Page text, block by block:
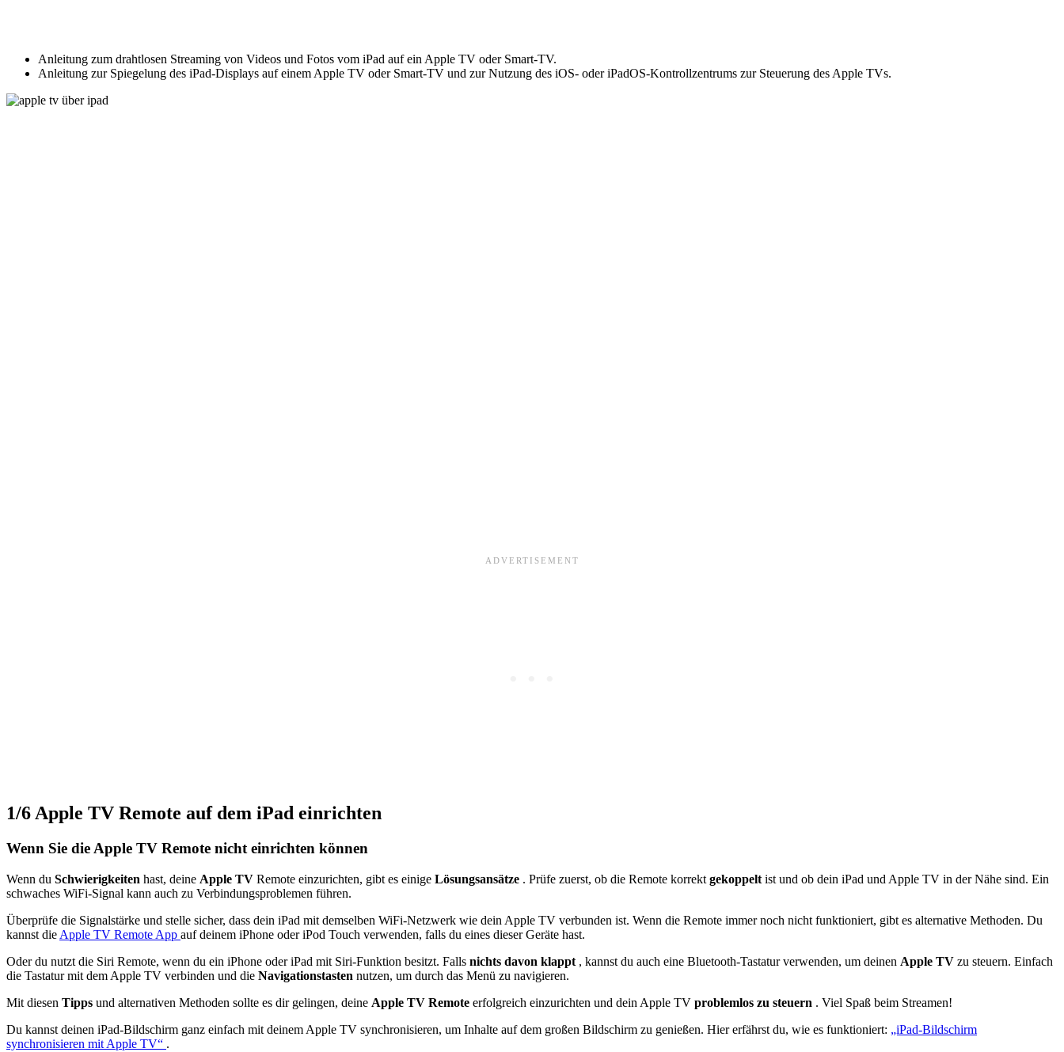
Anleitung zum drahtlosen Streaming von Videos und Fotos vom iPad auf ein Apple TV oder Smart-TV.
Anleitung zur Spiegelung des iPad-Displays auf einem Apple TV oder Smart-TV und zur Nutzung des iOS- oder iPadOS-Kontrollzentrums zur Steuerung des Apple TVs.
1/6 Apple TV Remote auf dem iPad einrichten
Wenn Sie die Apple TV Remote nicht einrichten können
Wenn du Schwierigkeiten hast, deine Apple TV Remote einzurichten, gibt es einige Lösungsansätze . Prüfe zuerst, ob die Remote korrekt gekoppelt ist und ob dein iPad und Apple TV in der Nähe sind. Ein
schwaches WiFi-Signal kann auch zu Verbindungsproblemen führen.
Überprüfe die Signalstärke und stelle sicher, dass dein iPad mit demselben WiFi-Netzwerk wie dein Apple TV verbunden ist. Wenn die Remote immer noch nicht funktioniert, gibt es alternative Methoden. Du
kannst die Apple TV Remote App auf deinem iPhone oder iPod Touch verwenden, falls du eines dieser Geräte hast.
Oder du nutzt die Siri Remote, wenn du ein iPhone oder iPad mit Siri-Funktion besitzt. Falls nichts davon klappt , kannst du auch eine Bluetooth-Tastatur verwenden, um deinen Apple TV zu steuern. Einfach
die Tastatur mit dem Apple TV verbinden und die Navigationstasten nutzen, um durch das Menü zu navigieren.
Mit diesen Tipps und alternativen Methoden sollte es dir gelingen, deine Apple TV Remote erfolgreich einzurichten und dein Apple TV problemlos zu steuern . Viel Spaß beim Streamen!
Du kannst deinen iPad-Bildschirm ganz einfach mit deinem Apple TV synchronisieren, um Inhalte auf dem großen Bildschirm zu genießen. Hier erfährst du, wie es funktioniert: „iPad-Bildschirm
synchronisieren mit Apple TV“ .